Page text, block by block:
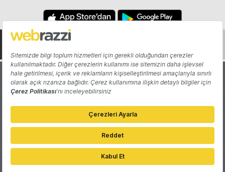
Hakkında Yazarlar
Katkıda Bulun Reklam